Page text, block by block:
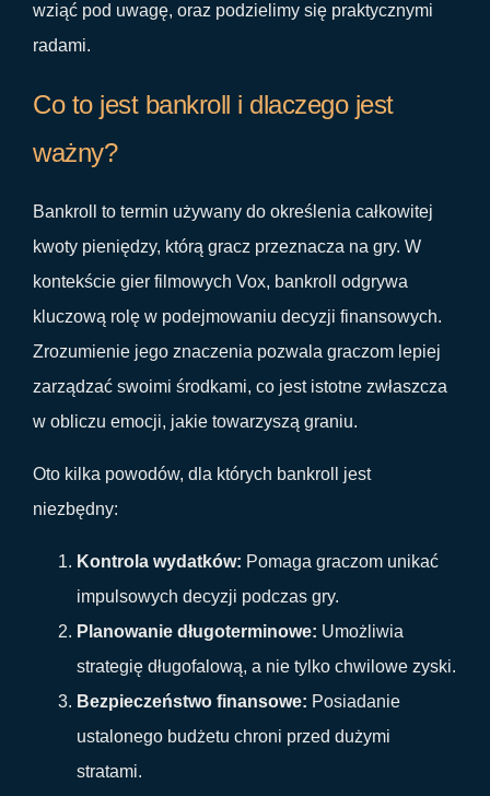
wziąć pod uwagę, oraz podzielimy się praktycznymi
radami.
Co to jest bankroll i dlaczego jest
ważny?
Bankroll to termin używany do określenia całkowitej
kwoty pieniędzy, którą gracz przeznacza na gry. W
kontekście gier filmowych Vox, bankroll odgrywa
kluczową rolę w podejmowaniu decyzji finansowych.
Zrozumienie jego znaczenia pozwala graczom lepiej
zarządzać swoimi środkami, co jest istotne zwłaszcza
w obliczu emocji, jakie towarzyszą graniu.
Oto kilka powodów, dla których bankroll jest
niezbędny:
Kontrola wydatków: Pomaga graczom unikać
impulsowych decyzji podczas gry.
Planowanie długoterminowe: Umożliwia
strategię długofalową, a nie tylko chwilowe zyski.
Bezpieczeństwo finansowe: Posiadanie
ustalonego budżetu chroni przed dużymi
stratami.